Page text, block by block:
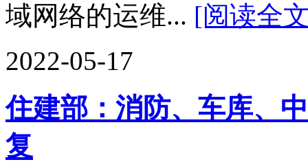
域网络的运维... [阅读全
2022-05-17
住建部：消防、车库、
复